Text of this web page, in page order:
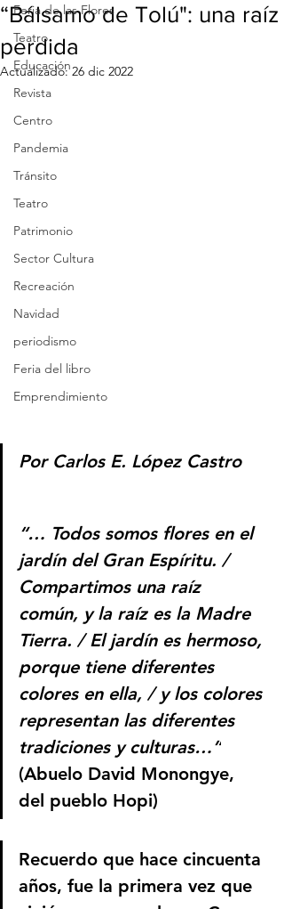
Feria de las Flores
Teatro
Educación
Revista
Centro
Pandemia
Tránsito
Teatro
Patrimonio
Sector Cultura
Recreación
Navidad
periodismo
Feria del libro
Emprendimiento
“Bálsamo de Tolú": una raíz
perdida
Actualizado:26 dic 2022
Por Carlos E. López Castro
“… Todos somos flores en el
jardín del Gran Espíritu. /
Compartimos una raíz
común, y la raíz es la Madre
Tierra. / El jardín es hermoso,
porque tiene diferentes
colores en ella, / y los colores
representan las diferentes
tradiciones y culturas…”
(Abuelo David Monongye,
del pueblo Hopi)
Recuerdo que hace cincuenta
años, fue la primera vez que